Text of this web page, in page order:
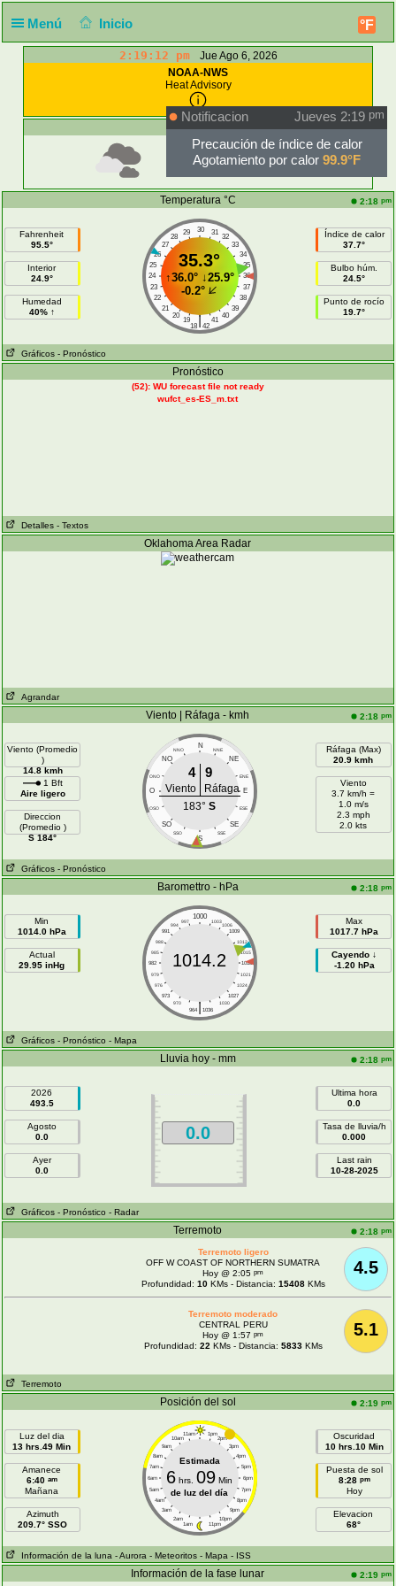
Menú Inicio °F
2:19:12 pm
Jue Ago 6, 2026
NOAA-NWS
Heat Advisory
Cielo actual
Unknown
Temperatura °C 2:18 pm
Fahrenheit
95.5°
Interior
24.9°
Humedad
40% ↑
30
29 31
28
32
27
33
26
34
25
35
24
36
23
37
22
38
21
39
20
40
19 41
|
18 42
35.3°
↑36.0°↓25.9°
-0.2°
Índice de calor
37.7°
Bulbo húm.
24.5°
Punto de rocío
19.7°
Gráficos - Pronóstico
Pronóstico
(52): WU forecast file not ready
wufct_es-ES_m.txt
Detalles - Textos
Oklahoma Area Radar
Agrandar
Viento | Ráfaga - kmh 2:18 pm
Viento (Promedio
)
14.8 kmh
1 Bft
Aire ligero
Direccion
(Promedio )
S 184°
N
NNO NNE
NO NE
ONO ENE
O E
OSO ESE
SO SE
SSO SSE
S
4 9
Viento
Ráfaga
183°S
Ráfaga (Max)
20.9 kmh
Viento
3.7 km/h =
1.0 m/s
2.3 mph
2.0 kts
Gráficos - Pronóstico
Baromettro - hPa 2:18 pm
Min
1014.0 hPa
Actual
29.95 inHg
1000
997 1003
994
1006
991
1009
988
1012
985
1015
982
1018
979
1021
976
1024
973
1027
970
1030
|
964 1036
1014.2
Max
1017.7 hPa
Cayendo ↓
-1.20 hPa
Gráficos - Pronóstico - Mapa
Lluvia hoy - mm 2:18 pm
2026
493.5
Agosto
0.0
Ayer
0.0
0.0
Ultima hora
0.0
Tasa de lluvia/h
0.000
Last rain
10-28-2025
Gráficos - Pronóstico - Radar
Terremoto 2:18 pm
4.5
Terremoto ligero
OFF W COAST OF NORTHERN SUMATRA
Hoy @ 2:05pm
Profundidad: 10KMs - Distancia: 15408KMs
5.1
Terremoto moderado
CENTRAL PERU
Hoy @ 1:57pm
Profundidad: 22 KMs - Distancia: 5833KMs
Terremoto
Posición del sol 2:19 pm
Luz del dia
13 hrs.49 Min
Amanece
6:40 am
Mañana
Azimuth
209.7° SSO
11am 1pm
10am 2pm
9am 3pm
8am 4pm
7am 5pm
6am 6pm
5am 7pm
4am 8pm
3am 9pm
2am 10pm
1am 11pm
Estimada
6 hrs.09 Min
de luz del día
Oscuridad
10 hrs.10 Min
Puesta de sol
8:28 pm
Hoy
Elevacion
68°
Información de la luna - Aurora - Meteoritos - Mapa - ISS
Información de la fase lunar 2:19 pm
Notificacion Jueves 2:19 pm
Precaución de índice de calor
Agotamiento por calor 99.9°F